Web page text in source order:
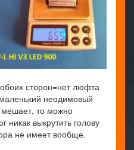
сторон=нет люфта
неодимовый
мешает, то можно
никак выкрутить голову
не имеет вообще.